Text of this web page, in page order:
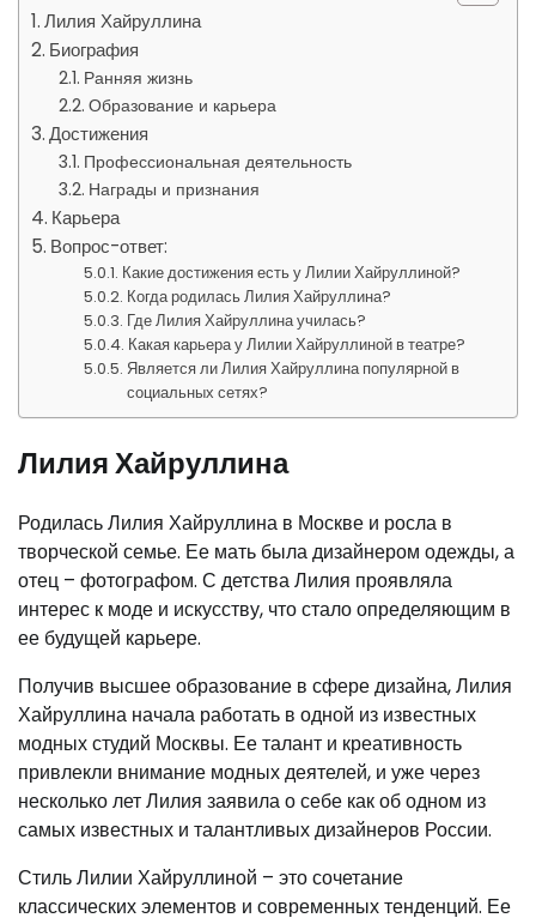
Лилия Хайруллина
Биография
Ранняя жизнь
Образование и карьера
Достижения
Профессиональная деятельность
Награды и признания
Карьера
Вопрос-ответ:
Какие достижения есть у Лилии Хайруллиной?
Когда родилась Лилия Хайруллина?
Где Лилия Хайруллина училась?
Какая карьера у Лилии Хайруллиной в театре?
Является ли Лилия Хайруллина популярной в
социальных сетях?
Лилия Хайруллина
Родилась Лилия Хайруллина в Москве и росла в
творческой семье. Ее мать была дизайнером одежды, а
отец – фотографом. С детства Лилия проявляла
интерес к моде и искусству, что стало определяющим в
ее будущей карьере.
Получив высшее образование в сфере дизайна, Лилия
Хайруллина начала работать в одной из известных
модных студий Москвы. Ее талант и креативность
привлекли внимание модных деятелей, и уже через
несколько лет Лилия заявила о себе как об одном из
самых известных и талантливых дизайнеров России.
Стиль Лилии Хайруллиной – это сочетание
классических элементов и современных тенденций. Ее